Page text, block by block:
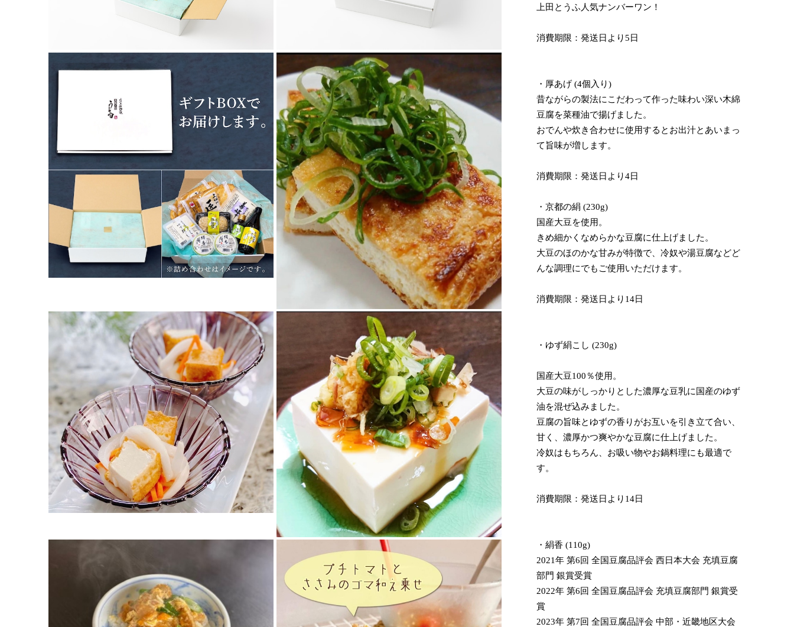
上田とうふ人気ナンバーワン！
消費期限：発送日より5日
・厚あげ (4個入り)
昔ながらの製法にこだわって作った味わい深い木綿
豆腐を菜種油で揚げました。
おでんや炊き合わせに使用するとお出汁とあいまっ
て旨味が増します。
消費期限：発送日より4日
・京都の絹 (230g)
国産大豆を使用。
きめ細かくなめらかな豆腐に仕上げました。
大豆のほのかな甘みが特徴で、冷奴や湯豆腐などど
んな調理にでもご使用いただけます。
消費期限：発送日より14日
・ゆず絹こし (230g)
国産大豆100％使用。
大豆の味がしっかりとした濃厚な豆乳に国産のゆず
油を混ぜ込みました。
豆腐の旨味とゆずの香りがお互いを引き立て合い、
甘く、濃厚かつ爽やかな豆腐に仕上げました。
冷奴はもちろん、お吸い物やお鍋料理にも最適で
す。
消費期限：発送日より14日
・絹香 (110g)
2021年 第6回 全国豆腐品評会 西日本大会 充填豆腐
部門 銀賞受賞
2022年 第6回 全国豆腐品評会 充填豆腐部門 銀賞受
賞
2023年 第7回 全国豆腐品評会 中部・近畿地区大会